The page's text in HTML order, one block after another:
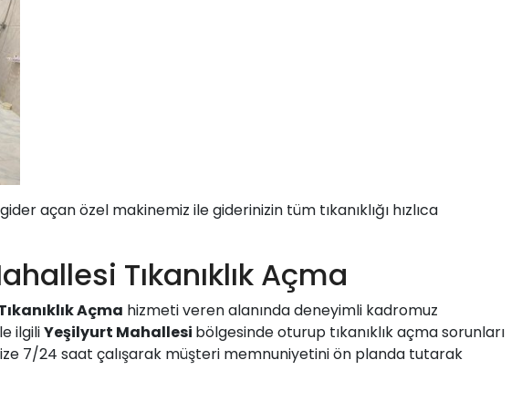
açan özel makinemiz ile giderinizin tüm tıkanıklığı hızlıca
Tıkanıklık Açma
Açma hizmeti veren alanında deneyimli kadromuz
ilgiliYeşilyurt Mahallesi bölgesinde oturup tıkanıklık açma sorunları
7/24 saat çalışarak müşteri memnuniyetini ön planda tutarak